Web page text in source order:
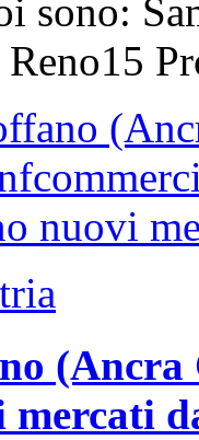
sono:
Reno15
(Ancra
mercati